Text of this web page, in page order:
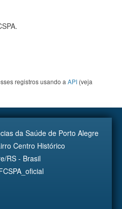
registros usando a API (veja
da Saúde de Porto Alegre
Centro Histórico
RS - Brasil